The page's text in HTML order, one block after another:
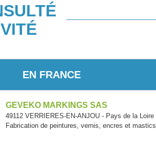
EN FRANCE
GEVEKO MARKINGS SAS
49112 VERRIERES-EN-ANJOU - Pays de la Loire
Fabrication de peintures, vernis, encres et mastics